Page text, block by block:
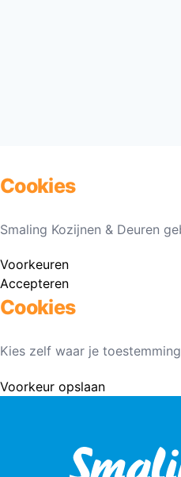
Cookies
Smaling Kozijnen & Deuren
Voorkeuren
Accepteren
Cookies
Kies zelf waar je
Voorkeur opslaan